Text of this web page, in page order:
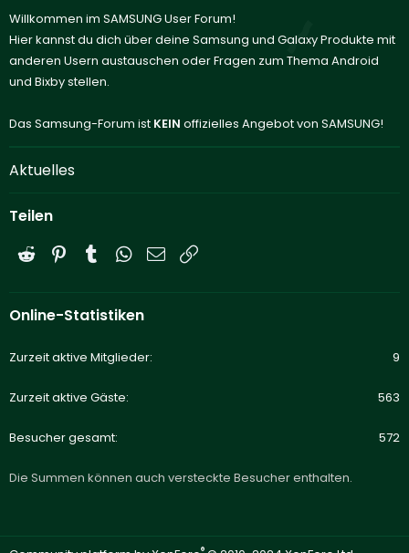
Willkommen im SAMSUNG User Forum!
Hier kannst du dich über deine Samsung und Galaxy Produkte mit
anderen Usern austauschen oder Fragen zum Thema Android
und Bixby stellen.
Das Samsung-Forum ist KEIN offizielles Angebot von SAMSUNG!
Aktuelles
Teilen
Reddit PinterestTumblrWhatsApp
E-Mail
Online-Statistiken
Zurzeit aktive Mitglieder 9
Zurzeit aktive Gäste 563
Besucher gesamt 572
Die Summen können auch versteckte Besucher enthalten.